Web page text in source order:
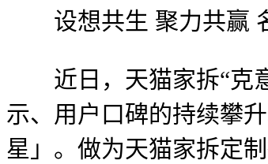
设想共生 聚力共赢 名
近日，天猫家拆“克意
示、用户口碑的持续攀
星」。做为天猫家拆定